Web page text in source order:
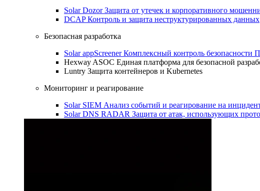
Solar DozorЗащита от утечек и корпоративного
DCAPКонтроль и защита неструктурированных данных
Безопасная разработка
Solar appScreenerКомплексный контроль безопасности
Hexway ASOC Единая платформа для безопасной
Luntry Защита контейнеров и Kubernetes
Мониторинг и реагирование
Solar SIEM Анализ событий и реагирование на
Solar DNS RADAR Защита от атак, использующих